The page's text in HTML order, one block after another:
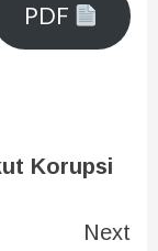
PDF
Korupsi
Next